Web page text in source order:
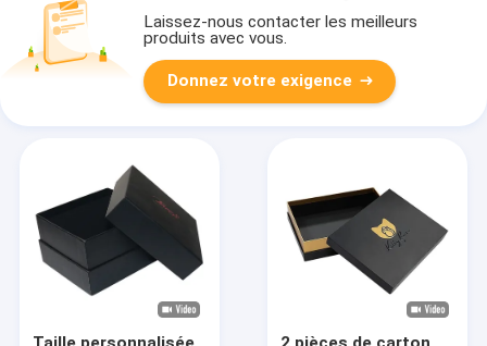
Laissez-nous contacter les meilleurs
produits avec vous.
Donnez votre exigence